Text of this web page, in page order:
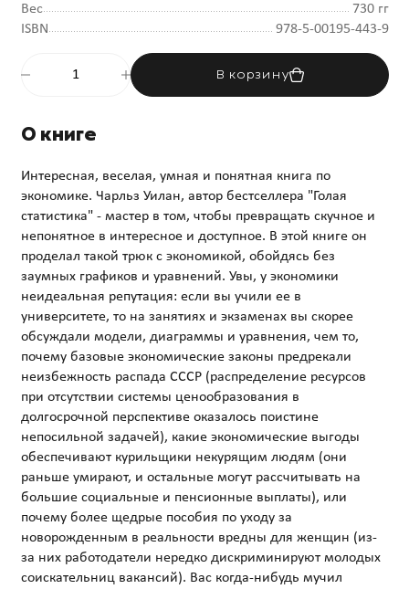
Вес
730 гг
ISBN
978-5-00195-443-9
В корзину
О книге
Интересная, веселая, умная и понятная книга по
экономике. Чарльз Уилан, автор бестселлера "Голая
статистика" - мастер в том, чтобы превращать скучное и
непонятное в интересное и доступное. В этой книге он
проделал такой трюк с экономикой, обойдясь без
заумных графиков и уравнений. Увы, у экономики
неидеальная репутация: если вы учили ее в
университете, то на занятиях и экзаменах вы скорее
обсуждали модели, диаграммы и уравнения, чем то,
почему базовые экономические законы предрекали
неизбежность распада СССР (распределение ресурсов
при отсутствии системы ценообразования в
долгосрочной перспективе оказалось поистине
непосильной задачей), какие экономические выгоды
обеспечивают курильщики некурящим людям (они
раньше умирают, и остальные могут рассчитывать на
большие социальные и пенсионные выплаты), или
почему более щедрые пособия по уходу за
новорожденным в реальности вредны для женщин (из-
за них работодатели нередко дискриминируют молодых
соискательниц вакансий). Вас когда-нибудь мучил